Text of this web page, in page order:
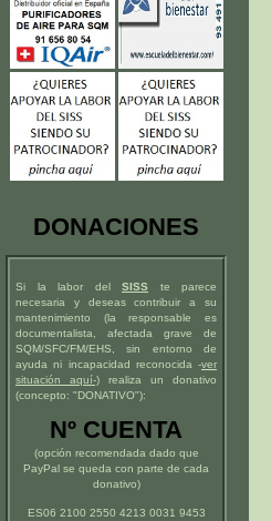
DONACIONES
Si la labor del SISS te parece
necesaria y deseas contribuir a su
mantenimiento (la responsable es
documentalista, afectada grave de
SQM/SFC/FM/EHS, sin entorno de
ayuda ni incapacidad reconocida -ver
situación aquí-) realiza un donativo
(concepto: "DONATIVO"):
Nº CUENTA
(opción recomendada dado que
PayPal se queda con parte de cada
donativo)
ES06 2100 2550 4213 0031 9453